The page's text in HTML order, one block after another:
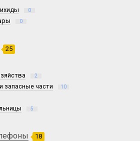
0
0
25
2
запасные части 10
5
18